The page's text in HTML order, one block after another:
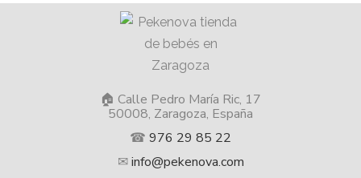
🏠 Calle Pedro María Ric, 17
50008, Zaragoza, España
☎ 976 29 85 22
✉info@pekenova.com